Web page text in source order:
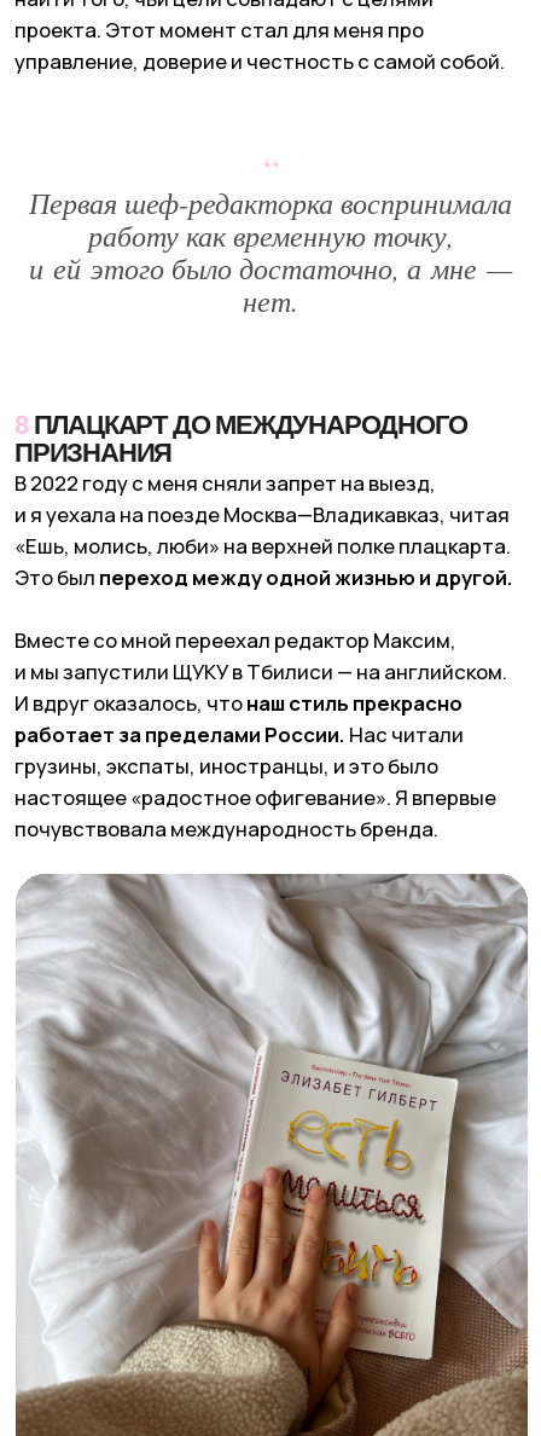
“
Первая шеф-редакторка воспринимала
работу как временную точку,
и ей этого было достаточно, а мне —
нет.
Это был трезвый, хоть и болезненный вывод:
любовь аудитории — не равно бизнес.Стамбул
Параллельно в Тбилиси произошел цифровой
кошмар: наш коммерческий менеджер сменил
корпоративную почту в Instagram*-аккаунте
восстановить доступ было невозможно— код
отправлялся на древнюю почту, которую Google
уже удалил за «неактивность».
Это была точка, где я впервые увидела, что
вместе с ростом масштабируются и проблемы.
На расстоянии невозможно сразу заметить
токсичность, конфликты, манипуляции. Команда
контролировать — и вдруг ты теряешь целый
аккаунт. На фоне всего этого
у меня случился
инсульт.
10ПОТЕРЯННЫЙ АККАУНТ И ПРЕДЕЛЫ
МАСШТАБИРОВАНИЯ
Тогда я поняла: хватит. Закрыла Ереван,
окончательно попрощалась со Стамбулом,
свернула все слабые направления — и вернула
контроль над собственным состоянием.